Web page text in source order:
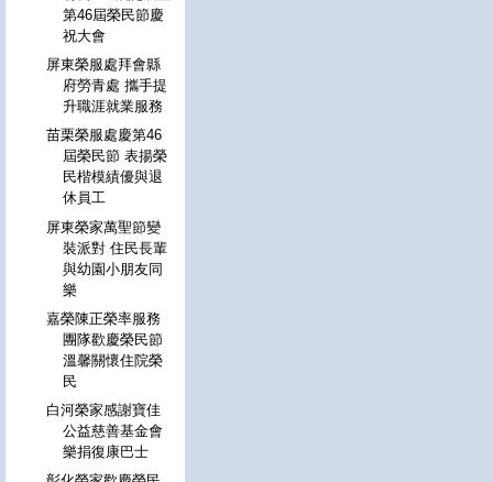
第46屆榮民節慶
祝大會
屏東榮服處拜會縣
府勞青處 攜手提
升職涯就業服務
苗栗榮服處慶第46
屆榮民節 表揚榮
民楷模績優與退
休員工
屏東榮家萬聖節變
裝派對 住民長輩
與幼園小朋友同
樂
嘉榮陳正榮率服務
團隊歡慶榮民節
溫馨關懷住院榮
民
白河榮家感謝寶佳
公益慈善基金會
樂捐復康巴士